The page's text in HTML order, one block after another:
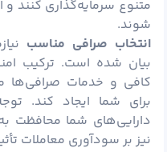
متنوع سرمایه‌گذاری کنند
شوند.
انتخاب صرافی مناسب
بیان شده است. ترکیب
کافی و خدمات صرافی‌ها
برای شما ایجاد کند.
دارایی‌های شما محافظت
نیز بر سودآوری معاملات